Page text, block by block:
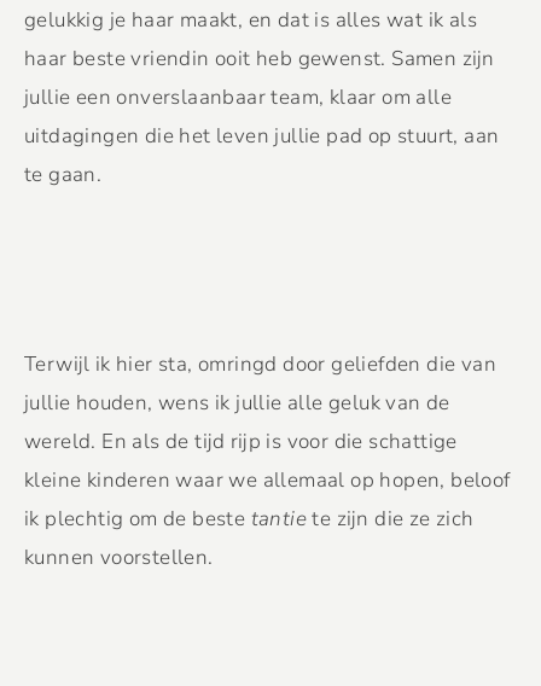
gelukkig je haar maakt, en dat is alles wat ik als
haar beste vriendin ooit heb gewenst. Samen zijn
jullie een onverslaanbaar team, klaar om alle
uitdagingen die het leven jullie pad op stuurt, aan
te gaan.
Terwijl ik hier sta, omringd door geliefden die van
jullie houden, wens ik jullie alle geluk van de
wereld. En als de tijd rijp is voor die schattige
kleine kinderen waar we allemaal op hopen, beloof
ik plechtig om de beste tantiete zijn die ze zich
kunnen voorstellen.